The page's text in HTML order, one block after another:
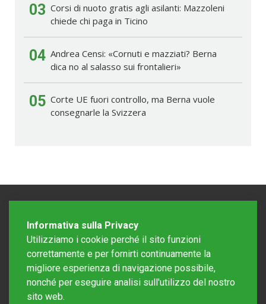
03 Corsi di nuoto gratis agli asilanti: Mazzoleni
chiede chi paga in Ticino
04 Andrea Censi: «Cornuti e mazziati? Berna
dica no al salasso sui frontalieri»
05 Corte UE fuori controllo, ma Berna vuole
consegnarle la Svizzera
Informativa sulla Privacy
Utilizziamo i cookie perché il sito funzioni
correttamente e per fornirti continuamente la
migliore esperienza di navigazione possibile,
nonché per eseguire analisi sull'utilizzo del nostro
sito web.